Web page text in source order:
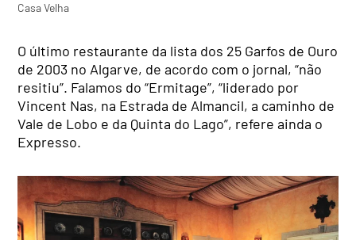
Casa Velha
O último restaurante da lista dos 25 Garfos de Ouro
de 2003 no Algarve, de acordo com o jornal, “não
resitiu”. Falamos do “Ermitage”, “liderado por
Vincent Nas, na Estrada de Almancil, a caminho de
Vale de Lobo e da Quinta do Lago”, refere ainda o
Expresso.